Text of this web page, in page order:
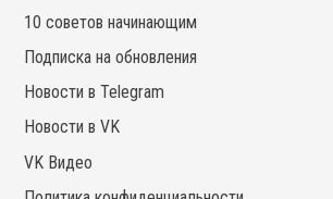
10 советов начинающим
Подписка на обновления
Новости в Telegram
Новости в VK
VK Видео